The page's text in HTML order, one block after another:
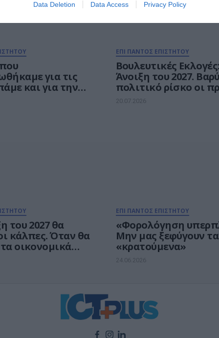
Data Deletion Data Access Privacy Policy
για τις
και για την
ΕΠΙ ΠΑΝΤΟΣ ΕΠΙΣΤΗΤΟΥ
Βουλευτικές
Άνοιξη του 2027. Βαρύ
πολιτικό ρίσκο οι
τον Οκτώβριο.
20.07.2026
του 2027 θα
κάλπες. Όταν θα
οικονομικά
ΕΠΙ ΠΑΝΤΟΣ ΕΠΙΣΤΗΤΟΥ
«Φορολόγηση
Μην μας ξεφύγουν τα
«κρατούμενα»
24.06.2026